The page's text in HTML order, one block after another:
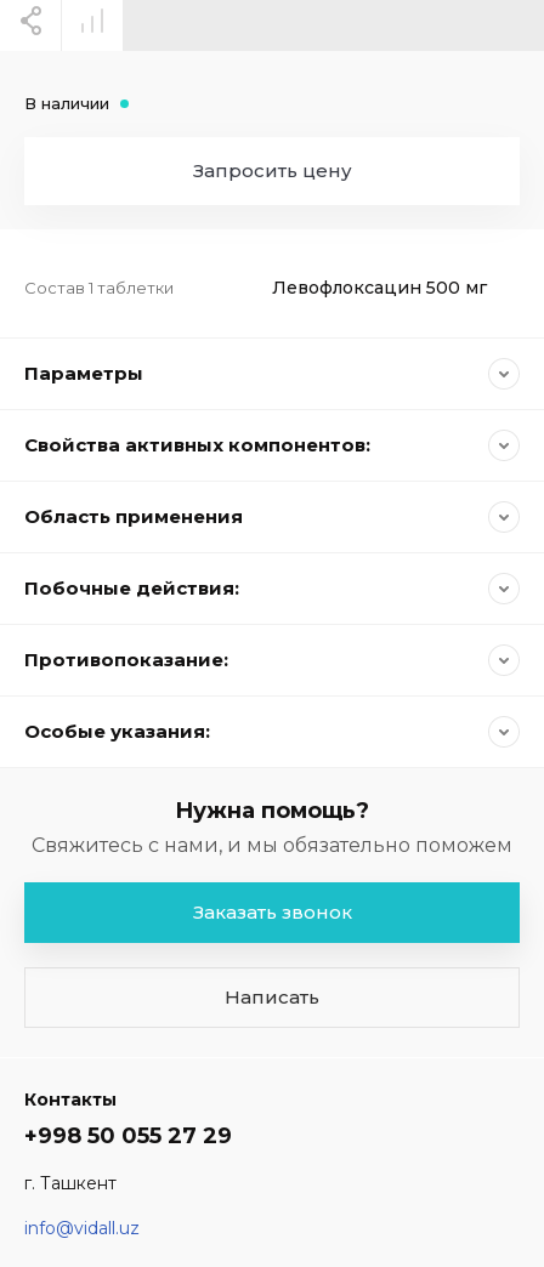
Состав 1 таблетки Левофлоксацин 500 мг
В наличии
Запросить цену
Параметры
Свойства активных компонентов:
Область применения
Побочные действия:
Противопоказание:
Особые указания:
Нужна помощь?
Свяжитесь с нами, и мы обязательно поможем
Заказать звонок
Написать
Контакты
+998 50 055 27 29
г. Ташкент
info@vidall.uz